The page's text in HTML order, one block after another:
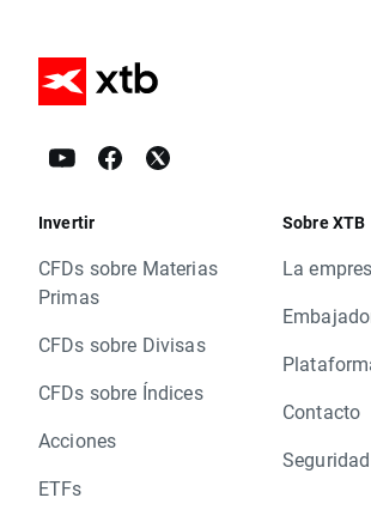
Invertir
CFDs sobre Materias
Primas
CFDs sobre Divisas
CFDs sobre Índices
Acciones
ETFs
Sobre XTB
La
Contacto